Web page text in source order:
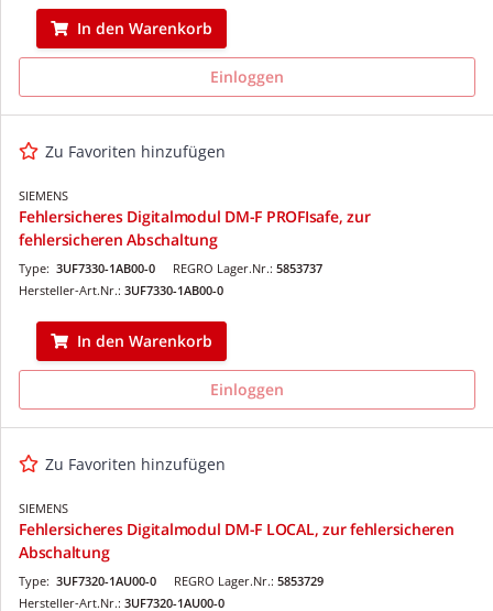
In den Warenkorb
Einloggen
Zu Favoriten hinzufügen
SIEMENS
Fehlersicheres Digitalmodul DM-F PROFIsafe, zur
fehlersicheren Abschaltung
REGRO Lager.Nr.: 5853737
Type: 3UF7330-1AB00-0
Hersteller-Art.Nr.: 3UF7330-1AB00-0
In den Warenkorb
Einloggen
Zu Favoriten hinzufügen
SIEMENS
Fehlersicheres Digitalmodul DM-F LOCAL, zur fehlersicheren
Abschaltung
REGRO Lager.Nr.: 5853729
Type: 3UF7320-1AU00-0
Hersteller-Art.Nr.: 3UF7320-1AU00-0